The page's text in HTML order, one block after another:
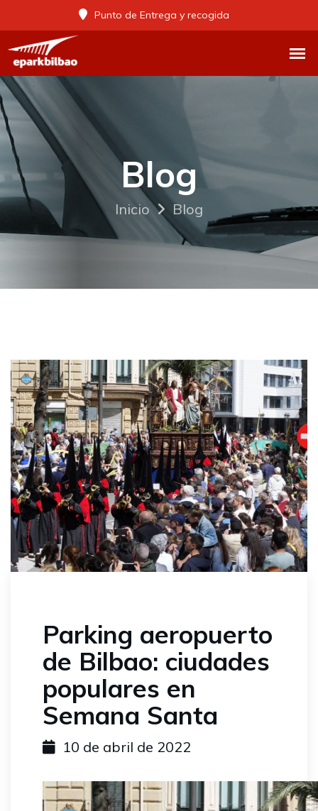
Punto de Entrega y recogida
Blog
Inicio Blog
Parking aeropuerto
de Bilbao: ciudades
populares en
Semana Santa
10 de abril de 2022